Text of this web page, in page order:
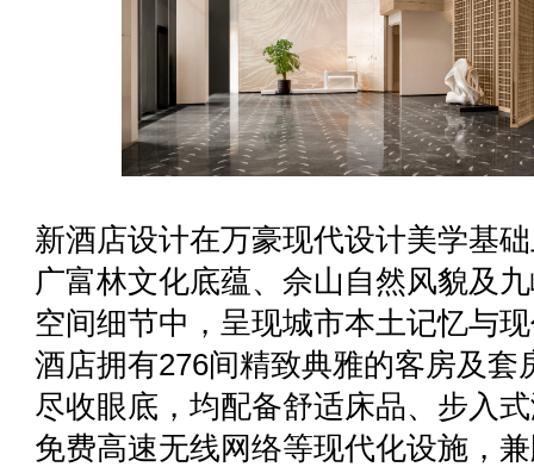
新酒店设计在万豪现代设计美学基
广富林文化底蕴、佘山自然风貌及
空间细节中，呈现城市本土记忆与
酒店拥有276间精致典雅的客房及
尽收眼底，均配备舒适床品、步入
免费高速无线网络等现代化设施，